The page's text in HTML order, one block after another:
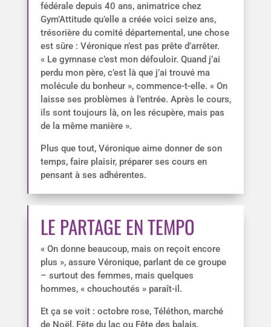
fédérale depuis 40 ans, animatrice chez
Gym’Attitude qu’elle a créée voici seize ans,
trésorière du comité départemental, une chose
est sûre : Véronique n’est pas prête d’arrêter.
« Le gymnase c’est mon défouloir. Quand j’ai
perdu mon père, c’est là que j’ai trouvé ma
molécule du bonheur », commence-t-elle. « On
laisse ses problèmes à l’entrée. Après le cours,
ils sont toujours là, on les récupère, mais pas
de la même manière ».
Plus que tout, Véronique aime donner de son
temps, faire plaisir, préparer ses cours en
pensant à ses adhérentes.
LE PARTAGE EN TEMPO
« On donne beaucoup, mais on reçoit encore
plus », assure Véronique, parlant de ce groupe
– surtout des femmes, mais quelques
hommes, « chouchoutés » paraît-il.
Et ça se voit : octobre rose, Téléthon, marché
de Noël, Fête du lac ou Fête des balais,